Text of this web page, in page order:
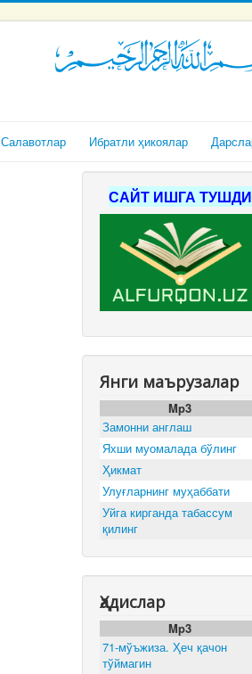
Салавотлар Ибратли ҳикоялар
САЙТ ИШГА ТУШДИ
Янги маърузалар
Mp3
Замонни англаш
Яхши муомалада бўлинг
Ҳикмат
Улуғларнинг муҳаббати
Уйга кирганда табассум
қилинг
Ҳадислар
Mp3
71-мўъжиза. Ҳеч қачон
тўймагин